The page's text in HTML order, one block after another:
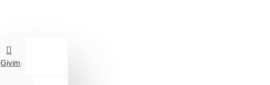
Giyim